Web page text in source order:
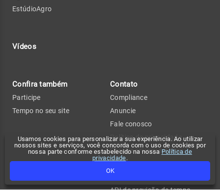
Usamos cookies para personalizar a sua experiência. Ao utilizar
nossos sites e serviços, você concorda com o uso de cookies por
nossa parte conforme estabelecido na nossa Política de
privacidade.
OK
EstúdioAgro
Vídeos
Confira também
Participe
Tempo no seu site
Contato
Compliance
Anuncie
Fale conosco
Política de privacidade
Change privacy settings
FAQ